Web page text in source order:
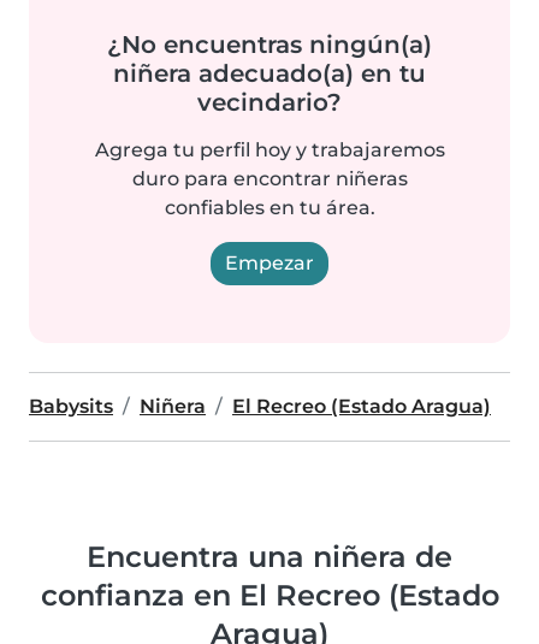
¿No encuentras ningún(a)
niñera adecuado(a) en tu
vecindario?
Agrega tu perfil hoy y trabajaremos
duro para encontrar niñeras
confiables en tu área.
Empezar
Babysits Niñera El Recreo (Estado Aragua)
Encuentra una niñera de
confianza en El Recreo (Estado
Aragua)